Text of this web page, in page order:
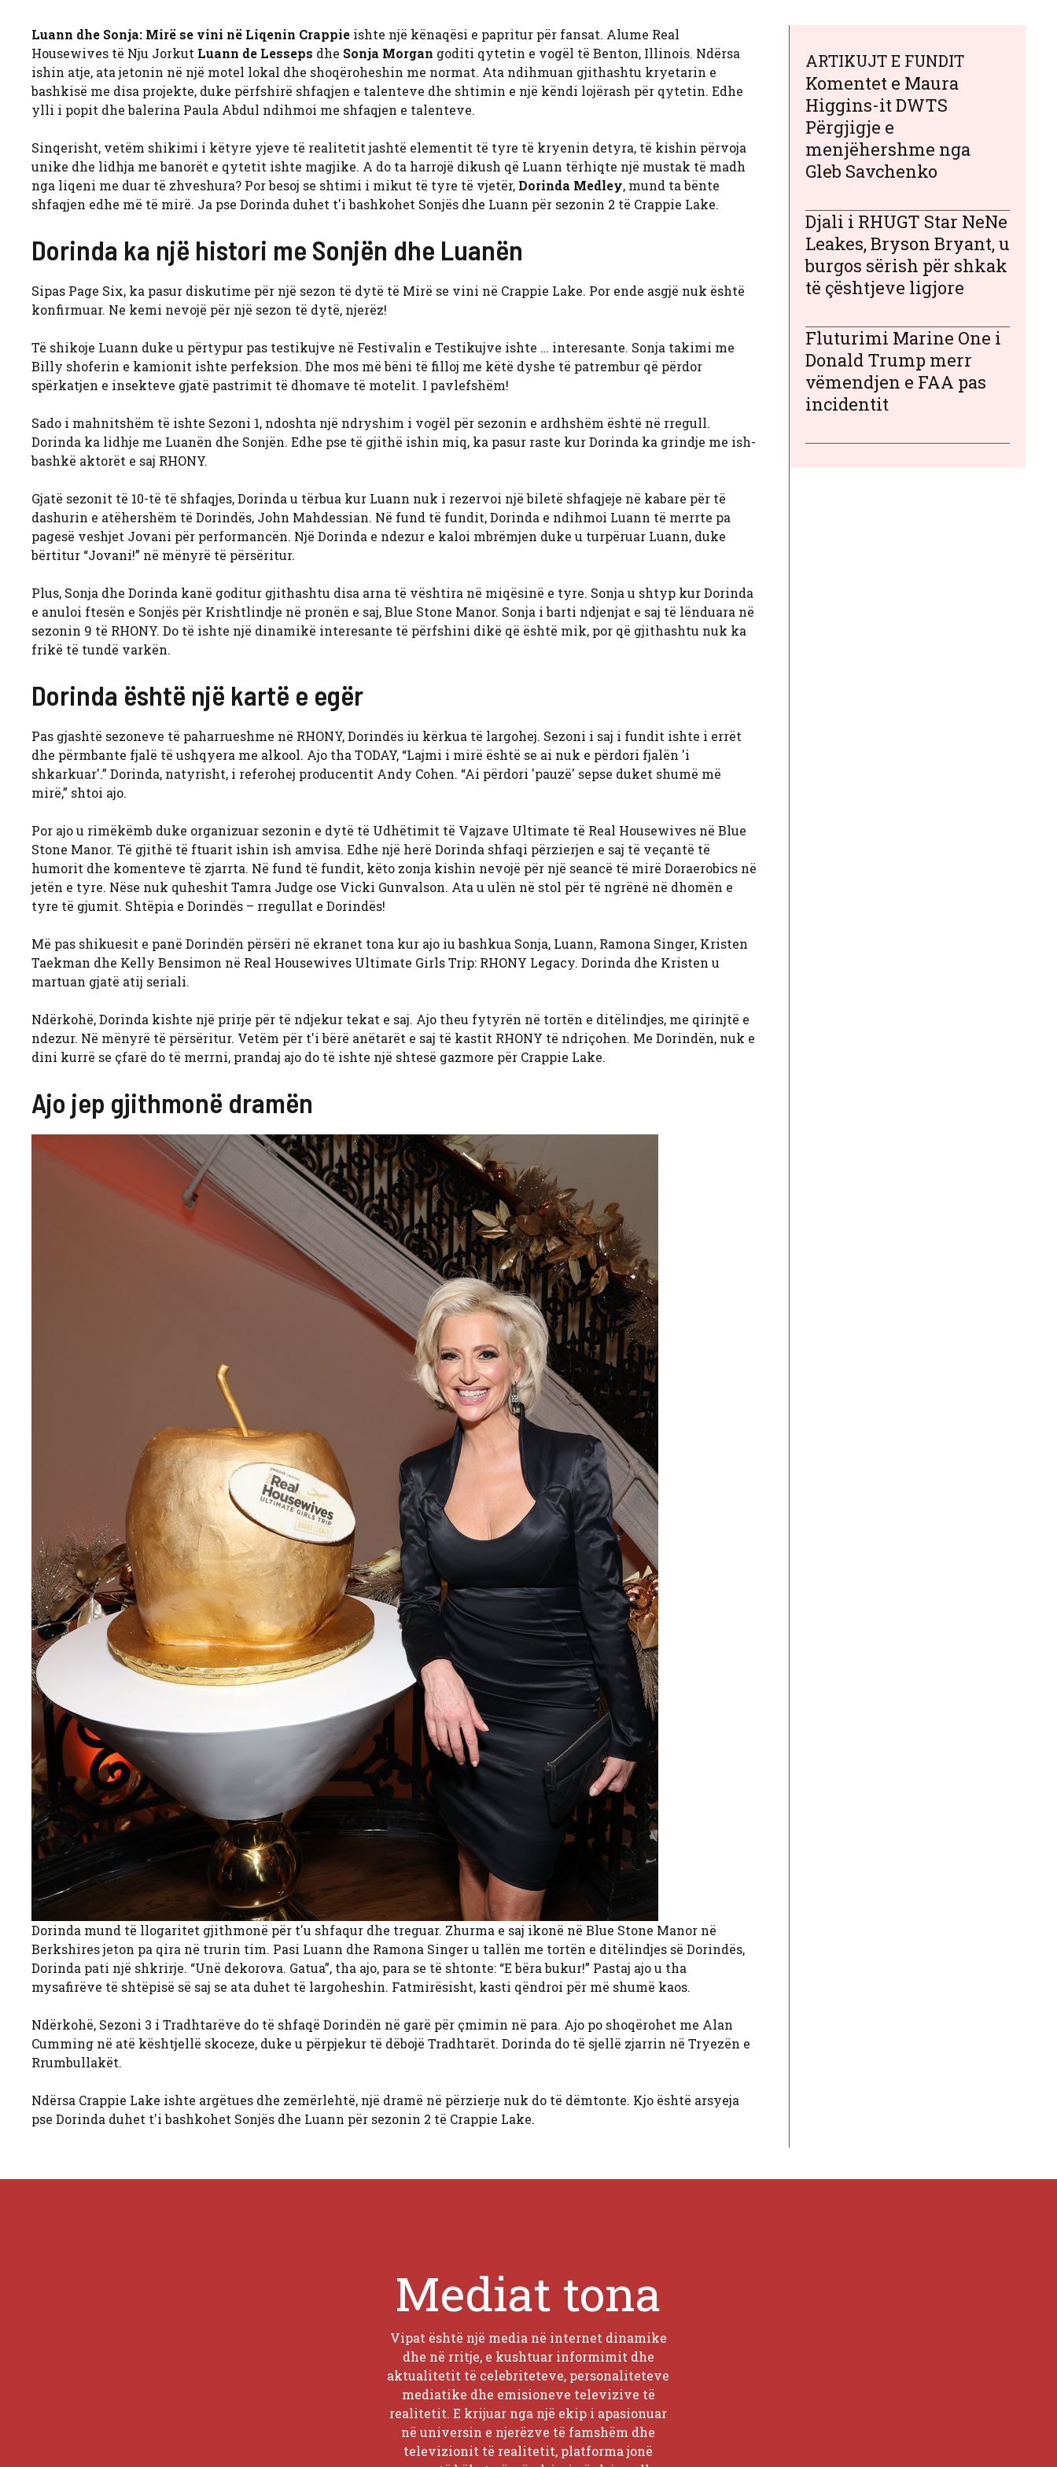
Luann dhe Sonja: Mirë se vini në Liqenin Crappie ishte një kënaqësi e papritur për fansat. Alume Real
Housewives të Nju Jorkut Luann de Lesseps dhe Sonja Morgan goditi qytetin e vogël të Benton, Illinois. Ndërsa
ishin atje, ata jetonin në një motel lokal dhe shoqëroheshin me normat. Ata ndihmuan gjithashtu kryetarin e
bashkisë me disa projekte, duke përfshirë shfaqjen e talenteve dhe shtimin e një këndi lojërash për qytetin. Edhe
ylli i popit dhe balerina Paula Abdul ndihmoi me shfaqjen e talenteve.
Sinqerisht, vetëm shikimi i këtyre yjeve të realitetit jashtë elementit të tyre të kryenin detyra, të kishin përvoja
unike dhe lidhja me banorët e qytetit ishte magjike. A do ta harrojë dikush që Luann tërhiqte një mustak të madh
nga liqeni me duar të zhveshura? Por besoj se shtimi i mikut të tyre të vjetër, Dorinda Medley, mund ta bënte
shfaqjen edhe më të mirë. Ja pse Dorinda duhet t'i bashkohet Sonjës dhe Luann për sezonin 2 të Crappie Lake.
Dorinda ka një histori me Sonjën dhe Luanën
Sipas Page Six, ka pasur diskutime për një sezon të dytë të Mirë se vini në Crappie Lake. Por ende asgjë nuk është
konfirmuar. Ne kemi nevojë për një sezon të dytë, njerëz!
Të shikoje Luann duke u përtypur pas testikujve në Festivalin e Testikujve ishte … interesante. Sonja takimi me
Billy shoferin e kamionit ishte perfeksion. Dhe mos më bëni të filloj me këtë dyshe të patrembur që përdor
spërkatjen e insekteve gjatë pastrimit të dhomave të motelit. I pavlefshëm!
Sado i mahnitshëm të ishte Sezoni 1, ndoshta një ndryshim i vogël për sezonin e ardhshëm është në rregull.
Dorinda ka lidhje me Luanën dhe Sonjën. Edhe pse të gjithë ishin miq, ka pasur raste kur Dorinda ka grindje me ish-
bashkë aktorët e saj RHONY.
Gjatë sezonit të 10-të të shfaqjes, Dorinda u tërbua kur Luann nuk i rezervoi një biletë shfaqjeje në kabare për të
dashurin e atëhershëm të Dorindës, John Mahdessian. Në fund të fundit, Dorinda e ndihmoi Luann të merrte pa
pagesë veshjet Jovani për performancën. Një Dorinda e ndezur e kaloi mbrëmjen duke u turpëruar Luann, duke
bërtitur “Jovani!” në mënyrë të përsëritur.
Plus, Sonja dhe Dorinda kanë goditur gjithashtu disa arna të vështira në miqësinë e tyre. Sonja u shtyp kur Dorinda
e anuloi ftesën e Sonjës për Krishtlindje në pronën e saj, Blue Stone Manor. Sonja i barti ndjenjat e saj të lënduara në
sezonin 9 të RHONY. Do të ishte një dinamikë interesante të përfshini dikë që është mik, por që gjithashtu nuk ka
frikë të tundë varkën.
Dorinda është një kartë e egër
Pas gjashtë sezoneve të paharrueshme në RHONY, Dorindës iu kërkua të largohej. Sezoni i saj i fundit ishte i errët
dhe përmbante fjalë të ushqyera me alkool. Ajo tha TODAY, “Lajmi i mirë është se ai nuk e përdori fjalën 'i
shkarkuar'.” Dorinda, natyrisht, i referohej producentit Andy Cohen. “Ai përdori 'pauzë' sepse duket shumë më
mirë,” shtoi ajo.
Por ajo u rimëkëmb duke organizuar sezonin e dytë të Udhëtimit të Vajzave Ultimate të Real Housewives në Blue
Stone Manor. Të gjithë të ftuarit ishin ish amvisa. Edhe një herë Dorinda shfaqi përzierjen e saj të veçantë të
humorit dhe komenteve të zjarrta. Në fund të fundit, këto zonja kishin nevojë për një seancë të mirë Doraerobics në
jetën e tyre. Nëse nuk quheshit Tamra Judge ose Vicki Gunvalson. Ata u ulën në stol për të ngrënë në dhomën e
tyre të gjumit. Shtëpia e Dorindës – rregullat e Dorindës!
Më pas shikuesit e panë Dorindën përsëri në ekranet tona kur ajo iu bashkua Sonja, Luann, Ramona Singer, Kristen
Taekman dhe Kelly Bensimon në Real Housewives Ultimate Girls Trip: RHONY Legacy. Dorinda dhe Kristen u
martuan gjatë atij seriali.
Ndërkohë, Dorinda kishte një prirje për të ndjekur tekat e saj. Ajo theu fytyrën në tortën e ditëlindjes, me qirinjtë e
ndezur. Në mënyrë të përsëritur. Vetëm për t'i bërë anëtarët e saj të kastit RHONY të ndriçohen. Me Dorindën, nuk e
dini kurrë se çfarë do të merrni, prandaj ajo do të ishte një shtesë gazmore për Crappie Lake.
Ajo jep gjithmonë dramën
Dorinda mund të llogaritet gjithmonë për t'u shfaqur dhe treguar. Zhurma e saj ikonë në Blue Stone Manor në
Berkshires jeton pa qira në trurin tim. Pasi Luann dhe Ramona Singer u tallën me tortën e ditëlindjes së Dorindës,
Dorinda pati një shkrirje. “Unë dekorova. Gatua”, tha ajo, para se të shtonte: “E bëra bukur!” Pastaj ajo u tha
mysafirëve të shtëpisë së saj se ata duhet të largoheshin. Fatmirësisht, kasti qëndroi për më shumë kaos.
Ndërkohë, Sezoni 3 i Tradhtarëve do të shfaqë Dorindën në garë për çmimin në para. Ajo po shoqërohet me Alan
Cumming në atë kështjellë skoceze, duke u përpjekur të dëbojë Tradhtarët. Dorinda do të sjellë zjarrin në Tryezën e
Rrumbullakët.
Ndërsa Crappie Lake ishte argëtues dhe zemërlehtë, një dramë në përzierje nuk do të dëmtonte. Kjo është arsyeja
pse Dorinda duhet t'i bashkohet Sonjës dhe Luann për sezonin 2 të Crappie Lake.
ARTIKUJT E FUNDIT
Komentet e Maura
Higgins-it DWTS
Përgjigje e
menjëhershme nga
Gleb Savchenko
Djali i RHUGT Star NeNe
Leakes, Bryson Bryant, u
burgos sërish për shkak
të çështjeve ligjore
Fluturimi Marine One i
Donald Trump merr
vëmendjen e FAA pas
incidentit
Mediat tona
Vipat është një media në internet dinamike
dhe në rritje, e kushtuar informimit dhe
aktualitetit të celebriteteve, personaliteteve
mediatike dhe emisioneve televizive të
realitetit. E krijuar nga një ekip i apasionuar
në universin e njerëzve të famshëm dhe
televizionit të realitetit, platforma jonë